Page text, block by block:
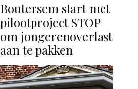
Boutersem start met
pilootproject STOP
om jongerenoverlast
aan te pakken